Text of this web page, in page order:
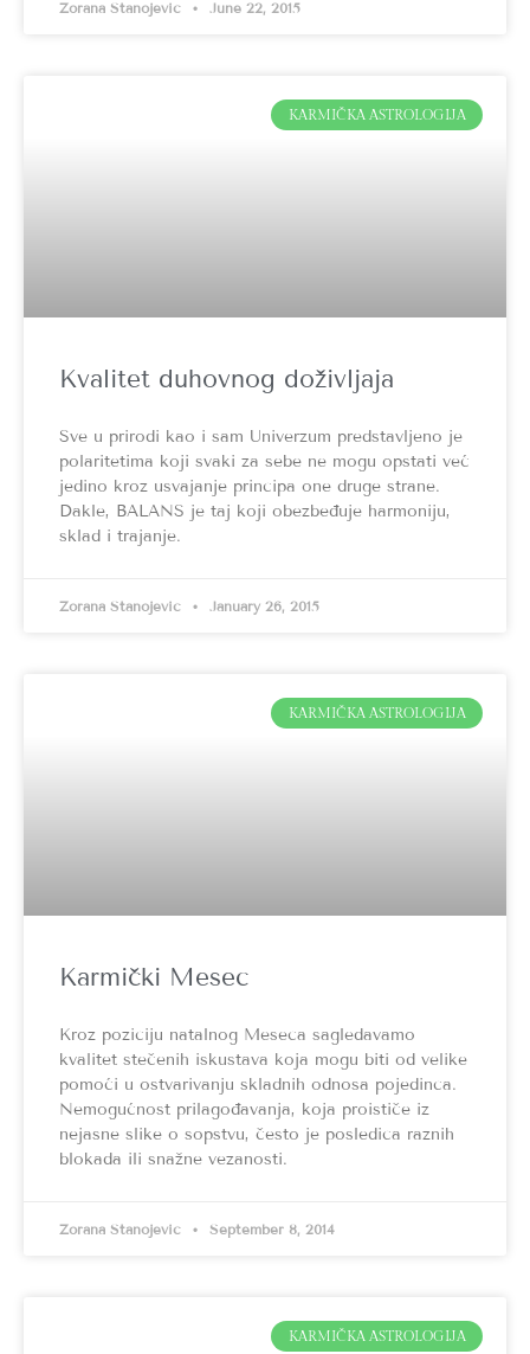
Zorana Stanojević June 22, 2015
KARMIČKA ASTROLOGIJA
Kvalitet duhovnog doživljaja
Sve u prirodi kao i sam Univerzum predstavljeno je
polaritetima koji svaki za sebe ne mogu opstati već
jedino kroz usvajanje principa one druge strane.
Dakle, BALANS je taj koji obezbeđuje harmoniju,
sklad i trajanje.
Zorana Stanojević January 26, 2015
KARMIČKA ASTROLOGIJA
Karmički Mesec
Kroz poziciju natalnog Meseca sagledavamo
kvalitet stečenih iskustava koja mogu biti od velike
pomoći u ostvarivanju skladnih odnosa pojedinca.
Nemogućnost prilagođavanja, koja proističe iz
nejasne slike o sopstvu, često je posledica raznih
blokada ili snažne vezanosti.
Zorana Stanojević September 8, 2014
KARMIČKA ASTROLOGIJA